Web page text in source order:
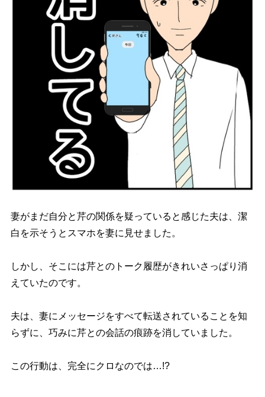
妻がまだ自分と芹の関係を疑っていると感じた夫は、潔
白を示そうとスマホを妻に見せました。
しかし、そこには芹とのトーク履歴がきれいさっぱり消
えていたのです。
夫は、妻にメッセージをすべて転送されていることを知
らずに、巧みに芹との会話の痕跡を消していました。
この行動は、完全にクロなのでは…!?